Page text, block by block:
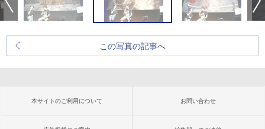
この写真の記事へ
本サイトのご利用について お問い合わせ